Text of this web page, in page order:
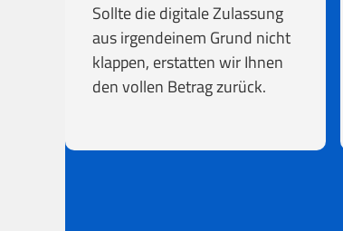
Sollte die digitale Zulassung
aus irgendeinem Grund nicht
klappen, erstatten wir Ihnen
den vollen Betrag zurück.